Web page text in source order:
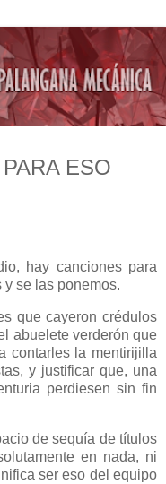
ESO
hay canciones para
se las ponemos.
que cayeron crédulos
abuelete verderón que
contarles la mentirijilla
y justificar que, una
perdiesen sin fin
de sequía de títulos
en nada, ni
ser eso del equipo